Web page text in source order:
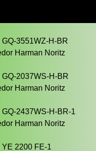
3551WZ-H-BR
Harman Noritz
2037WS-H-BR
Harman Noritz
2437WS-H-BR-1
Harman Noritz
2200 FE-1